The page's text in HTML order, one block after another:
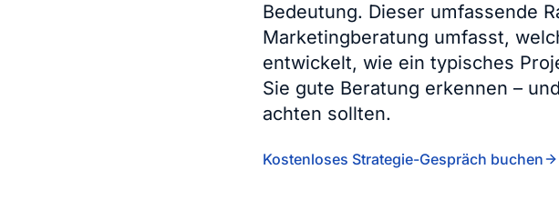
Bedeutung. Dieser umfassende
Marketingberatung umfasst,
entwickelt, wie ein typisches
Sie gute Beratung erkennen –
achten sollten.
Kostenloses Strategie-Gespräch buchen